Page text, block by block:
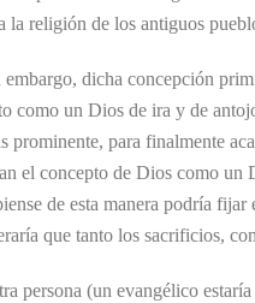
la religión de los antiguos
dicha concepción
como un Dios de ira y de
prominente, para finalmente
el concepto de Dios como
de esta manera podría
que tanto los sacrificios,
persona (un evangélico